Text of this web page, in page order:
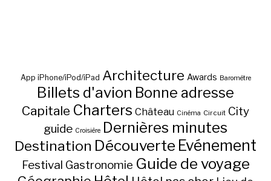
App iPhone/iPod/iPad Architecture Awards Baromètre
Billets d'avion Bonne adresse
Capitale Charters Château Cinéma Circuit City
guide Croisière Dernières minutes
Destination Découverte Evénement
Festival Gastronomie Guide de voyage